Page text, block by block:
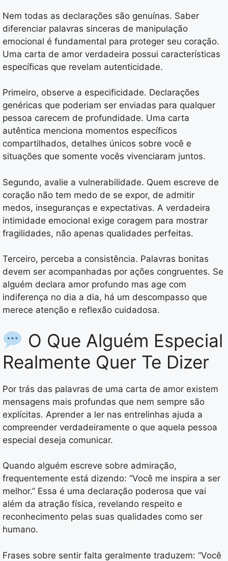
Nem todas as declarações são genuínas. Saber
diferenciar palavras sinceras de manipulação
emocional é fundamental para proteger seu coração.
Uma carta de amor verdadeira possui características
específicas que revelam autenticidade.
Primeiro, observe a especificidade. Declarações
genéricas que poderiam ser enviadas para qualquer
pessoa carecem de profundidade. Uma carta
autêntica menciona momentos específicos
compartilhados, detalhes únicos sobre você e
situações que somente vocês vivenciaram juntos.
Segundo, avalie a vulnerabilidade. Quem escreve de
coração não tem medo de se expor, de admitir
medos, inseguranças e expectativas. A verdadeira
intimidade emocional exige coragem para mostrar
fragilidades, não apenas qualidades perfeitas.
Terceiro, perceba a consistência. Palavras bonitas
devem ser acompanhadas por ações congruentes. Se
alguém declara amor profundo mas age com
indiferença no dia a dia, há um descompasso que
merece atenção e reflexão cuidadosa.
O Que Alguém Especial
Realmente Quer Te Dizer
Por trás das palavras de uma carta de amor existem
mensagens mais profundas que nem sempre são
explícitas. Aprender a ler nas entrelinhas ajuda a
compreender verdadeiramente o que aquela pessoa
especial deseja comunicar.
Quando alguém escreve sobre admiração,
frequentemente está dizendo: “Você me inspira a ser
melhor.” Essa é uma declaração poderosa que vai
além da atração física, revelando respeito e
reconhecimento pelas suas qualidades como ser
humano.
Frases sobre sentir falta geralmente traduzem: “Você